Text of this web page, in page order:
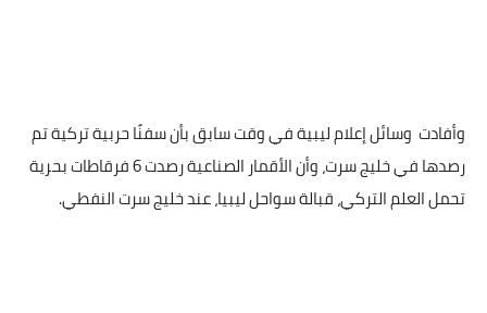
وأفادت وسائل إعلام ليبية في وقت سابق بأن سفنًا حربية تركية تم
رصدها في خليج سرت، وأن الأقمار الصناعية رصدت 6 فرقاطات بحرية
تحمل العلم التركي، قبالة سواحل ليبيا، عند خليج سرت النفطي.